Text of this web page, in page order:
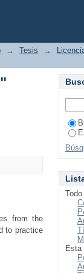
→ Tesis →
from the
to practice
Esta